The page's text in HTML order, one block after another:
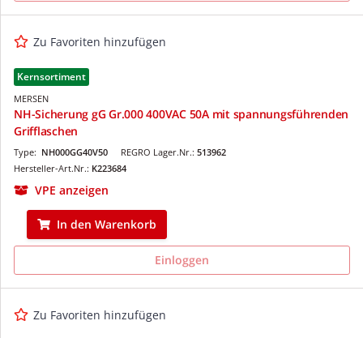
Zu Favoriten hinzufügen
Kernsortiment
MERSEN
NH-Sicherung gG Gr.000 400VAC 50A mit spannungsführenden
Grifflaschen
REGRO Lager.Nr.: 513962
Type: NH000GG40V50
Hersteller-Art.Nr.: K223684
VPE anzeigen
In den Warenkorb
Einloggen
Zu Favoriten hinzufügen